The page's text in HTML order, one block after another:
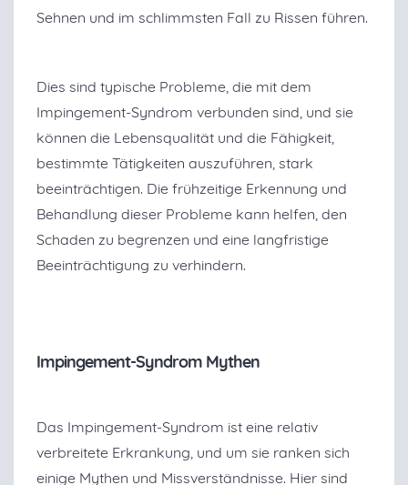
Sehnen und im schlimmsten Fall zu Rissen führen.
Dies sind typische Probleme, die mit dem
Impingement-Syndrom verbunden sind, und sie
können die Lebensqualität und die Fähigkeit,
bestimmte Tätigkeiten auszuführen, stark
beeinträchtigen. Die frühzeitige Erkennung und
Behandlung dieser Probleme kann helfen, den
Schaden zu begrenzen und eine langfristige
Beeinträchtigung zu verhindern.
Impingement-Syndrom Mythen
Das Impingement-Syndrom ist eine relativ
verbreitete Erkrankung, und um sie ranken sich
einige Mythen und Missverständnisse. Hier sind